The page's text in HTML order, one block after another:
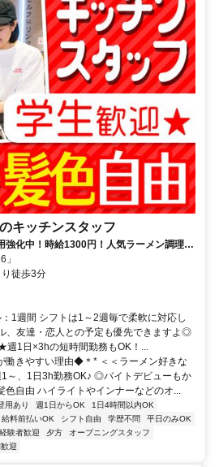
キッチンスタッフ
強化中！時給1300円！人気ラーメン調理│
いが１円│週1日～＆3h～│残業なし│髪色
徒歩3分
1週間 シフトは1～2週毎で柔軟に対応し
、友達・恋人との予定も優先できますよ◎
週1日×3hの短時間勤務もOK！...
働きやすい理由◆＊* ＜＜ラーメン好きな
～、1日3h勤務OK♪ ◎バイトデビューもか
自由 ハイライトやインナーなどのオ...
用あり 週1日からOK
1日4時間以内OK
給料前払いOK シフト自由 学歴不問
平日のみOK
経験者歓迎 夕方
オープニングスタッフ
迎